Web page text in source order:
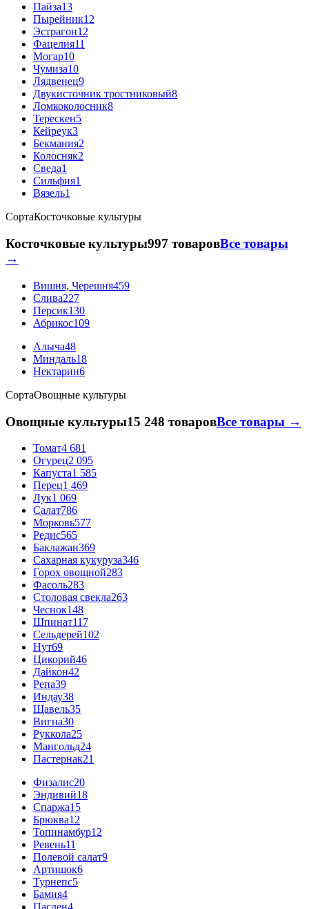
Пайза13
Пырейник12
Эстрагон12
Фацелия11
Могар10
Чумиза10
Лядвенец9
Двукисточник тростниковый8
Ломкоколосник8
Терескен5
Кейреук3
Бекмания2
Колосняк2
Сведа1
Сильфия1
Вязель1
СортаКосточковые культуры
Косточковые культуры997 товаровВсе товары
→
Вишня, Черешня459
Слива227
Персик130
Абрикос109
Алыча48
Миндаль18
Нектарин6
СортаОвощные культуры
Овощные культуры15 248 товаровВсе товары →
Томат4 681
Огурец2 095
Капуста1 585
Перец1 469
Лук1 069
Салат786
Морковь577
Редис565
Баклажан369
Сахарная кукуруза346
Горох овощной283
Фасоль283
Столовая свекла263
Чеснок148
Шпинат117
Сельдерей102
Нут69
Цикорий46
Дайкон42
Репа39
Индау38
Щавель35
Вигна30
Руккола25
Мангольд24
Пастернак21
Физалис20
Эндивий18
Спаржа15
Брюква12
Топинамбур12
Ревень11
Полевой салат9
Артишок6
Турнепс5
Бамия4